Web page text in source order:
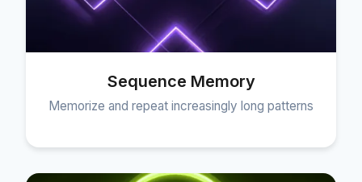
Sequence Memory
Memorize and repeat increasingly long patterns